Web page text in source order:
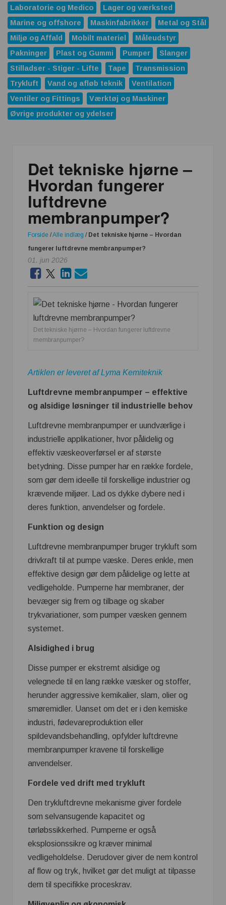
Laboratorie og Medico
Lager og værksted
Marine og offshore
Maskinfabrikker
Metal og Stål
Miljø og Affald
Mobilt materiel
Måleudstyr
Pakninger
Plast og Gummi Pumper
Slanger
Stilladser - Stiger - Lifte
Tape
Transmission
Trykluft
Vand og afløb teknik
Ventilation
Ventiler og Fittings
Værktøj og Maskiner
Øvrige produkter og ydelser
Det tekniske hjørne –
Hvordan fungerer
luftdrevne
membranpumper?
Forside /Alle indlæg / Det tekniske hjørne – Hvordan
fungerer luftdrevne membranpumper?
01. jun 2026
Det tekniske hjørne – Hvordan fungerer luftdrevne
membranpumper?
Artiklen er leveret af Lyma Kemiteknik
Luftdrevne membranpumper – effektive
og alsidige løsninger til industrielle behov
Luftdrevne membranpumper er uundværlige i
industrielle applikationer, hvor pålidelig og
effektiv væskeoverførsel er af største
betydning. Disse pumper har en række fordele,
som gør dem ideelle til forskellige industrier og
krævende miljøer. Lad os dykke dybere ned i
deres funktion, anvendelser og fordele.
Funktion og design
Luftdrevne membranpumper bruger trykluft som
drivkraft til at pumpe væske. Deres enkle, men
effektive design gør dem pålidelige og lette at
vedligeholde. Pumperne har membraner, der
bevæger sig frem og tilbage og skaber
trykvariationer, som pumper væsken gennem
systemet.
Alsidighed i brug
Disse pumper er ekstremt alsidige og
velegnede til en lang række væsker og stoffer,
herunder aggressive kemikalier, slam, olier og
smøremidler. Uanset om det er i den kemiske
industri, fødevareproduktion eller
spildevandsbehandling, opfylder luftdrevne
membranpumper kravene til forskellige
anvendelser.
Fordele ved drift med trykluft
Den trykluftdrevne mekanisme giver fordele
som selvansugende kapacitet og
tørløbssikkerhed. Pumperne er også
eksplosionssikre og kræver minimal
vedligeholdelse. Derudover giver de nem kontrol
af flow og tryk, hvilket gør det muligt at tilpasse
dem til specifikke proceskrav.